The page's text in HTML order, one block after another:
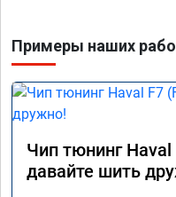
Примеры наших
Чип тюнинг Haval
давайте шить